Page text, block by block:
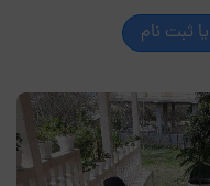
ثبت نام